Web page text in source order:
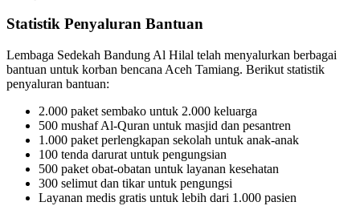
Statistik Penyaluran Bantuan
Lembaga Sedekah Bandung Al Hilal telah menyalurkan berbagai
bantuan untuk korban bencana Aceh Tamiang. Berikut statistik
penyaluran bantuan:
2.000 paket sembako untuk 2.000 keluarga
500 mushaf Al-Quran untuk masjid dan pesantren
1.000 paket perlengkapan sekolah untuk anak-anak
100 tenda darurat untuk pengungsian
500 paket obat-obatan untuk layanan kesehatan
300 selimut dan tikar untuk pengungsi
Layanan medis gratis untuk lebih dari 1.000 pasien